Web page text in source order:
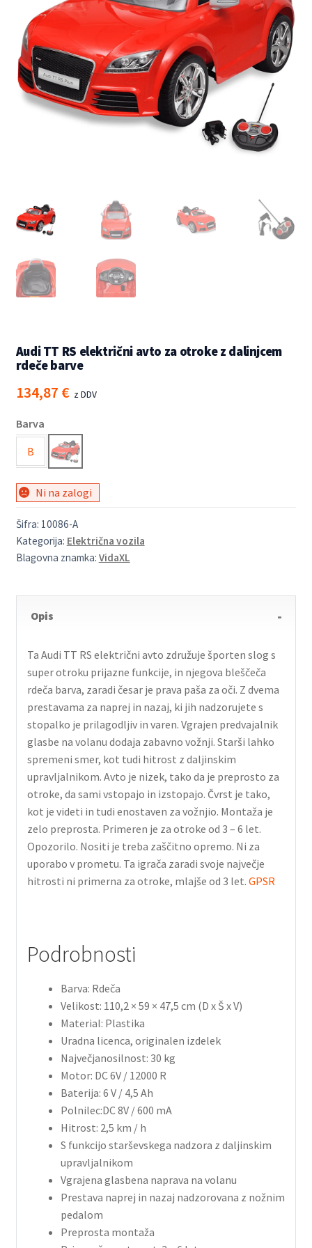
Audi TT RS električni avto za otroke z dalinjcem
rdeče barve
134,87 € z DDV
Barva
B
Ni na zalogi
Šifra: 10086-A
Kategorija: Električna vozila
Blagovna znamka: VidaXL
Opis
Ta Audi TT RS električni avto združuje športen slog s
super otroku prijazne funkcije, in njegova bleščeča
rdeča barva, zaradi česar je prava paša za oči. Z dvema
prestavama za naprej in nazaj, ki jih nadzorujete s
stopalko je prilagodljiv in varen. Vgrajen predvajalnik
glasbe na volanu dodaja zabavno vožnji. Starši lahko
spremeni smer, kot tudi hitrost z daljinskim
upravljalnikom. Avto je nizek, tako da je preprosto za
otroke, da sami vstopajo in izstopajo. Čvrst je tako,
kot je videti in tudi enostaven za vožnjio. Montaža je
zelo preprosta. Primeren je za otroke od 3 – 6 let.
Opozorilo. Nositi je treba zaščitno opremo. Ni za
uporabo v prometu. Ta igrača zaradi svoje največje
hitrosti ni primerna za otroke, mlajše od 3 let. GPSR
Podrobnosti
Barva: Rdeča
Velikost: 110,2 × 59 × 47,5 cm (D x Š x V)
Material: Plastika
Uradna licenca, originalen izdelek
Največjanosilnost: 30 kg
Motor: DC 6V / 12000 R
Baterija: 6 V / 4,5 Ah
Polnilec:DC 8V / 600 mA
Hitrost: 2,5 km / h
S funkcijo starševskega nadzora z daljinskim
upravljalnikom
Vgrajena glasbena naprava na volanu
Prestava naprej in nazaj nadzorovana z nožnim
pedalom
Preprosta montaža